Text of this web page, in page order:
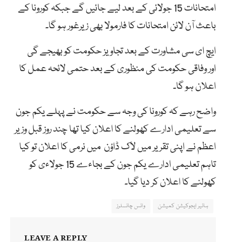
امتحانات 15 جولائی کے بعد لیے جائیں گے جبکہ کورونا کے
باعث آن لائن امتحانات کا فارمولا بھی زیرغور ہو گا۔
ایچ ای سی مشاورت کے بعد تجاویز حکومت کو بھیجے گی
اور وفاقی حکومت کی منظوری کے بعد حتمی لائحہ عمل کا
اعلان ہو گا۔
واضح رہے کہ کورونا کی وجہ سے حکومت نے پہلے یکم جون
سے تعلیمی ادارے کھولنے کا اعلان کیا تھا چند روز قبل وزیر
اعظم نے اپنی تقریر میں لاک ڈاؤن میں نرمی کا اعلان تو کیا
تاہم تعلیمی ادارے یکم جون کے بجاءے 15 جولاءی کو
کھولنے کا اعلان کر دیا گیا۔
ہائیر ایجوکیشن کمیشن وائس چانسلرز
LEAVE A REPLY